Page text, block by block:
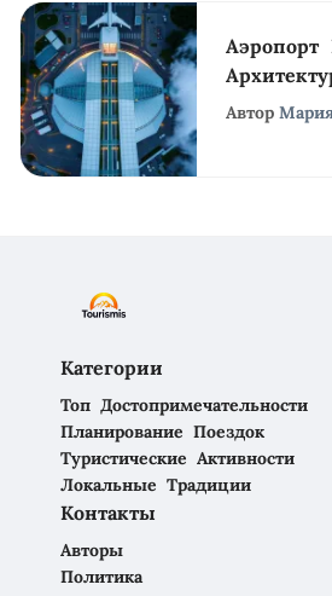
Аэропорт
Автор
Категории
Топ Достопримечательности
Планирование Поездок
Туристические Активности
Локальные Традиции
Контакты
Авторы
Политика